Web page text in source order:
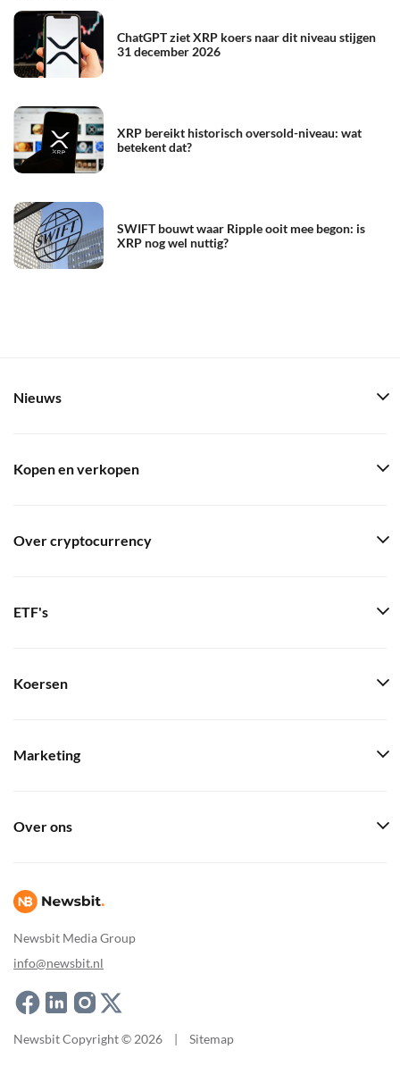
ChatGPT ziet XRP koers naar dit niveau stijgen
31 december 2026
XRP bereikt historisch oversold-niveau: wat
betekent dat?
SWIFT bouwt waar Ripple ooit mee begon: is
XRP nog wel nuttig?
Newsbit Media Group
info@newsbit.nl
Nieuws
Kopen en verkopen
Over cryptocurrency
ETF's
Koersen
Marketing
Over ons
Newsbit Copyright © 2026 | Sitemap